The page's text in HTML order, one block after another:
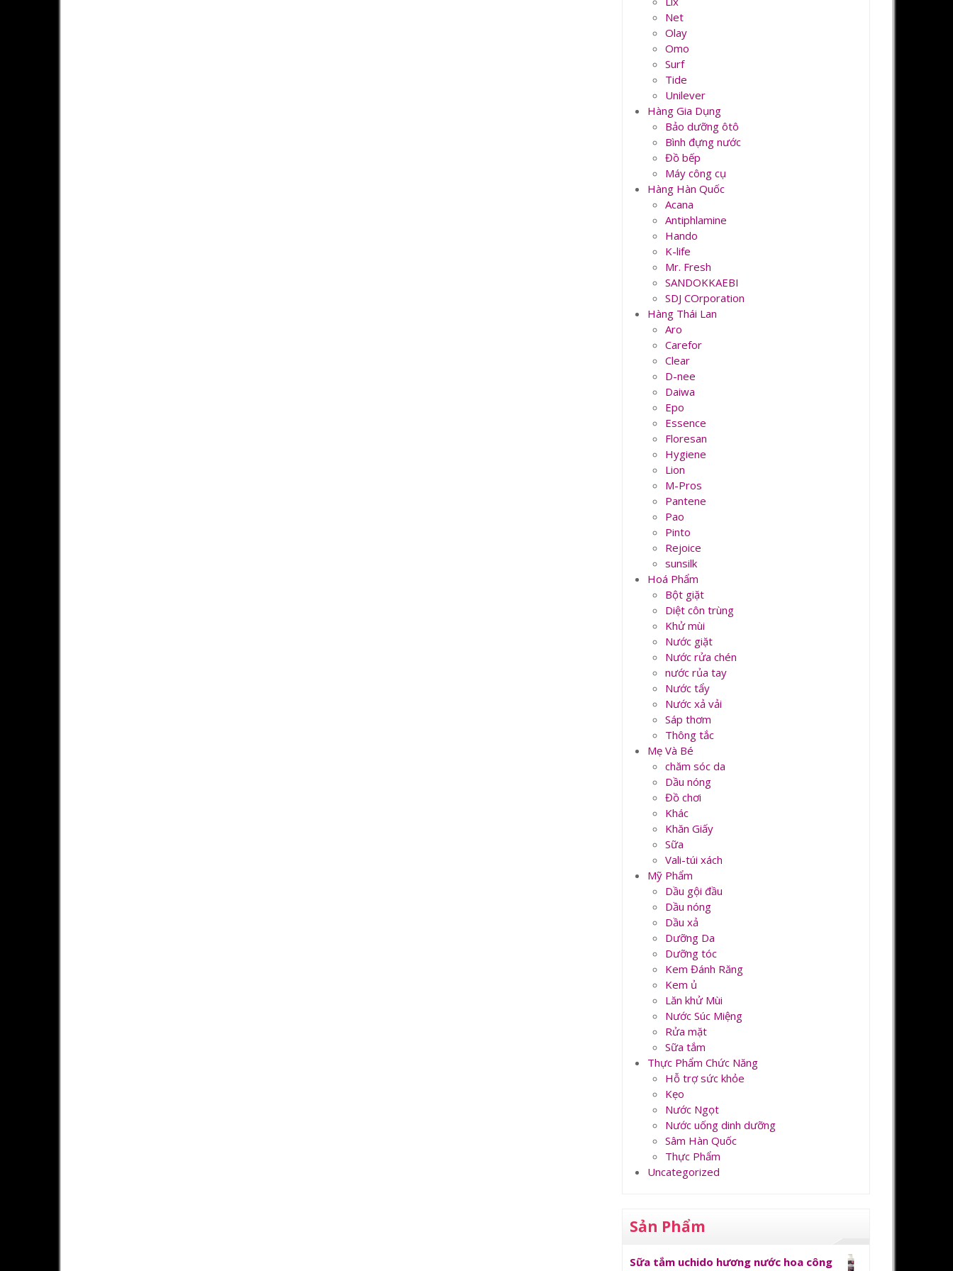
Net
Olay
Omo
Surf
Tide
Unilever
Hàng Gia Dụng
Bảo dưỡng ôtô
Bình đựng nước
Đồ bếp
Máy công cụ
Hàng Hàn Quốc
Acana
Antiphlamine
Hando
K-life
Mr. Fresh
SANDOKKAEBI
SDJ COrporation
Hàng Thái Lan
Aro
Carefor
Clear
D-nee
Daiwa
Epo
Essence
Floresan
Hygiene
Lion
M-Pros
Pantene
Pao
Pinto
Rejoice
sunsilk
Hoá Phẩm
Bột giặt
Diệt côn trùng
Khử mùi
Nước giặt
Nước rửa chén
nước rủa tay
Nước tẩy
Nước xả vải
Sáp thơm
Thông tắc
Mẹ Và Bé
chăm sóc da
Dầu nóng
Đồ chơi
Khác
Khăn Giấy
Sữa
Vali-túi xách
Mỹ Phẩm
Dầu gội đầu
Dầu nóng
Dầu xả
Dưỡng Da
Dưỡng tóc
Kem Đánh Răng
Kem ủ
Lăn khử Mùi
Nước Súc Miệng
Rửa mặt
Sữa tắm
Thực Phẩm Chức Năng
Hỗ trợ sức khỏe
Kẹo
Nước Ngọt
Nước uống dinh dưỡng
Sâm Hàn Quốc
Thực Phẩm
Uncategorized
Sản Phẩm
Sữa tắm uchido hương nước hoa công